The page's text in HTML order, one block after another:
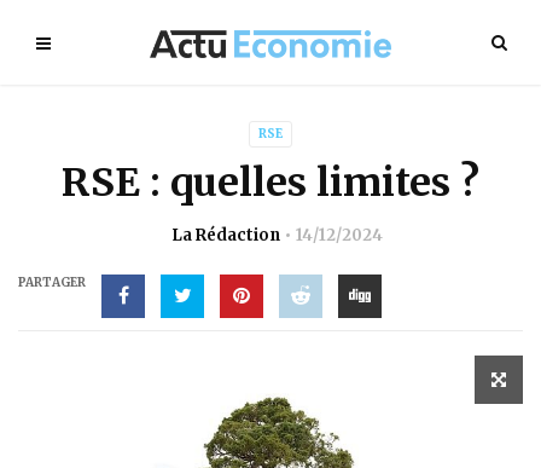
RSE
RSE : quelles limites ?
La Rédaction 14/12/2024
PARTAGER